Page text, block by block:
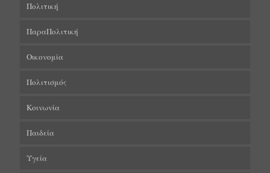
Πολιτική
ΠαραΠολιτική
Οικονομία
Πολιτισμός
Κοινωνία
Παιδεία
Υγεία